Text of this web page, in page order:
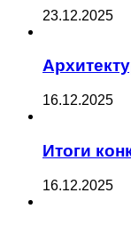
23.12.2025
16.12.2025
Итоги
16.12.2025